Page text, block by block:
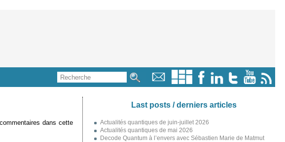
dans cette
Last posts / derniers articles
Actualités quantiques de juin-juillet 2026
Actualités quantiques de mai 2026
Decode Quantum à l’envers avec Sébastien Marie de Matmut